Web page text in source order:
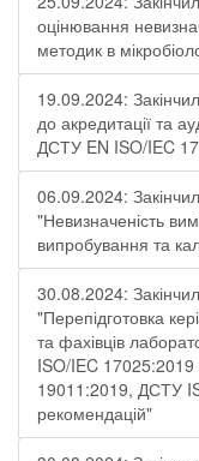
оцінювання
методик в
19.09.2024:
до акредитації та
ДСТУ EN ISO/IEC
06.09.2024:
"Невизначеність
випробування та
30.08.2024:
"Перепідготовка
та фахівців
ISO/IEC
19011:2019, ДСТУ
рекомендацій"